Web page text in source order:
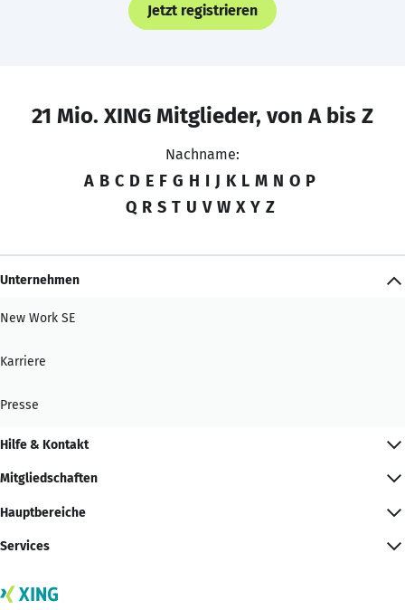
Jetzt registrieren
21 Mio. XING Mitglieder, von A bis Z
Nachname:
A B C D E F G H I J K L M N O P
Q R S T U V W X Y Z
Unternehmen
New Work SE
Karriere
Presse
Hilfe & Kontakt
Mitgliedschaften
Hauptbereiche
Services